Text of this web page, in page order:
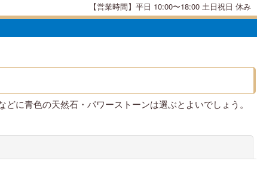
【営業時間】平日 10:00〜18:00 土日祝日 休み
に青色の天然石・パワーストーンは選ぶとよいでしょう。